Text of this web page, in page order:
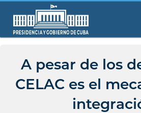
A pesar de los
CELAC es el